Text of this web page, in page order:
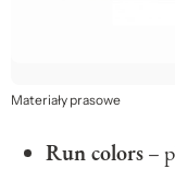
Materiały prasowe
Run colors–